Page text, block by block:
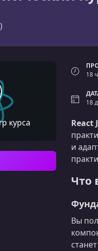
)
курса
18
18
React
и
Что
Вы